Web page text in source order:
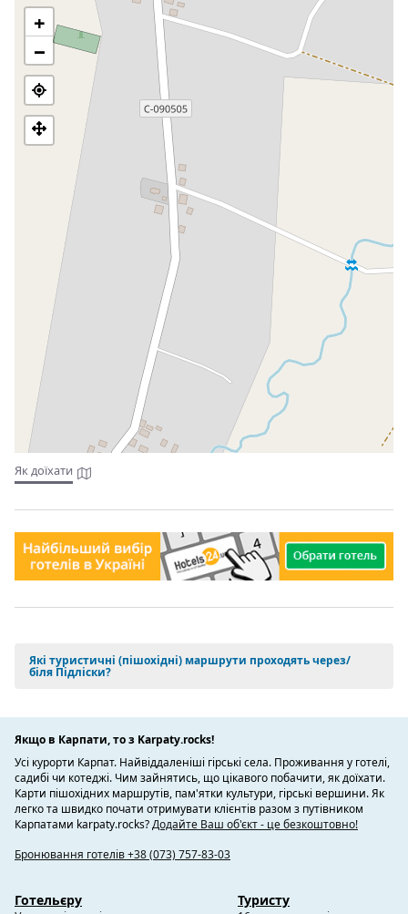
+
−
Як доїхати
Які туристичні (пішохідні) маршрути проходять через/
біля Підліски?
Якщо в Карпати, то з Karpaty.rocks!
Усі курорти Карпат. Найвіддаленіші гірські села. Проживання у готелі,
садибі чи котеджі. Чим зайнятись, що цікавого побачити, як доїхати.
Карти пішохідних маршрутів, пам'ятки культури, гірські вершини. Як
легко та швидко почати отримувати клієнтів разом з путівником
Карпатами karpaty.rocks?Додайте Ваш об'єкт - це безкоштовно!
Бронювання готелів +38 (073) 757-83-03
Готельєру Туристу